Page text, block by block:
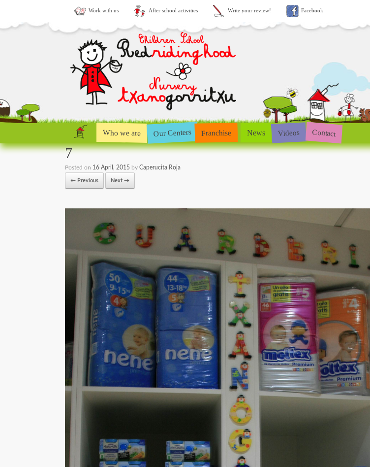
Work with us After school activities Write your review! Facebook
Who we are Our Centers Franchise News Videos Contact
7
Posted on 16 April, 2015 by Caperucita Roja
← Previous Next →